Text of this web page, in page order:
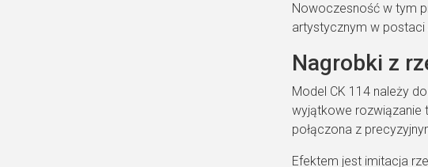
Nowoczesność w tym
artystycznym w postaci
Nagrobki z
Model CK 114 należy
wyjątkowe rozwiązanie
połączona z
Efektem jest imitacja